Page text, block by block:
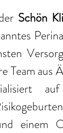
Schön
Team aus
einem